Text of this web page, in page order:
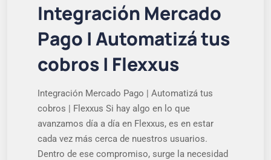
Integración Mercado
Pago | Automatizá tus
cobros | Flexxus
Integración Mercado Pago | Automatizá tus
cobros | Flexxus Si hay algo en lo que
avanzamos día a día en Flexxus, es en estar
cada vez más cerca de nuestros usuarios.
Dentro de ese compromiso, surge la necesidad